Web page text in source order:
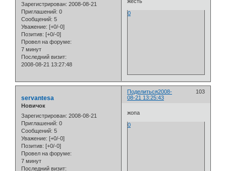
Зарегистрирован: 2008-08-21
Приглашений: 0
Сообщений: 5
Уважение: [+0/-0]
Позитив: [+0/-0]
Провел на форуме:
7 минут
Последний визит:
2008-08-21 13:27:48
жесть
0
Поделиться 103
2008-
08-21 13:25:43
servantesa
Новичок
Зарегистрирован: 2008-08-21
Приглашений: 0
Сообщений: 5
Уважение: [+0/-0]
Позитив: [+0/-0]
Провел на форуме:
7 минут
Последний визит:
жопа
0